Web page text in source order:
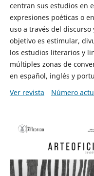
centran sus estudios en
expresiones poéticas o
uso a través del
objetivo es estimular,
los estudios literarios y
múltiples zonas de
en español, inglés y
Ver revista
Número